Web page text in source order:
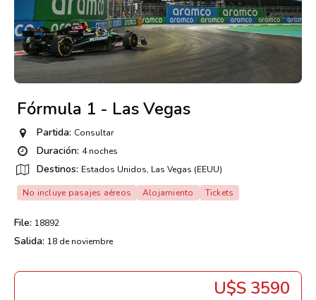
Fórmula 1 - Las Vegas
Partida: Consultar
Duración: 4 noches
Destinos: Estados Unidos, Las Vegas (EEUU)
No incluye pasajes aéreos Alojamiento Tickets
File: 18892
Salida: 18 de noviembre
U$s 3590